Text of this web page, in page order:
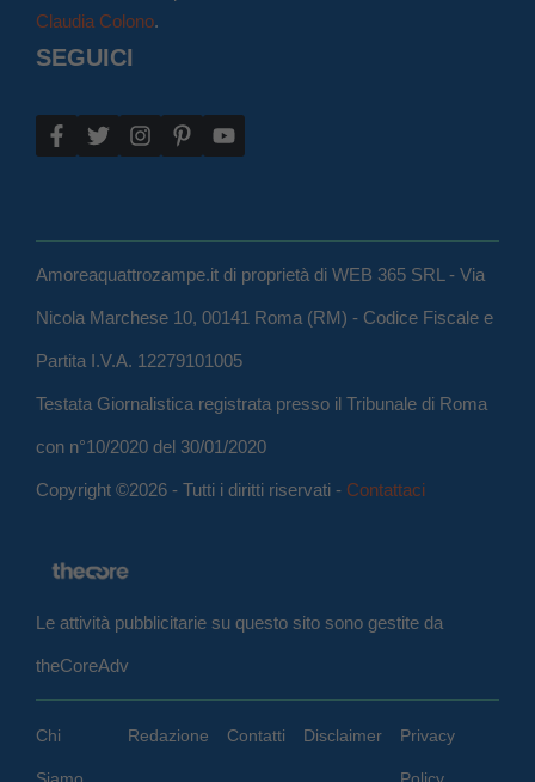
Claudia Colono.
SEGUICI
Amoreaquattrozampe.it di proprietà di WEB 365 SRL - Via
Nicola Marchese 10, 00141 Roma (RM) - Codice Fiscale e
Partita I.V.A. 12279101005
Testata Giornalistica registrata presso il Tribunale di Roma
con n°10/2020 del 30/01/2020
Copyright ©2026 - Tutti i diritti riservati - Contattaci
Le attività pubblicitarie su questo sito sono gestite da
theCoreAdv
Chi Redazione Contatti Disclaimer Privacy